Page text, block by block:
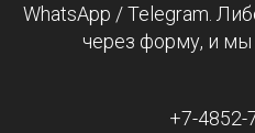
WhatsApp / Telegram.
через форму, и
+7-4852-